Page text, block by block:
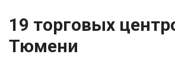
19 торговых
Тюмени